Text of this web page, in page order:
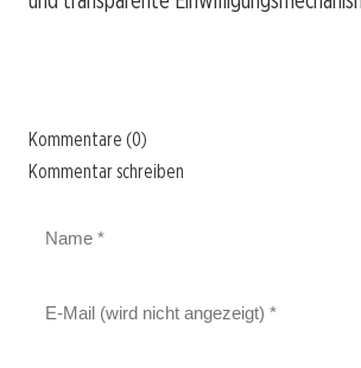
Kommentare (0)
Kommentar schreiben